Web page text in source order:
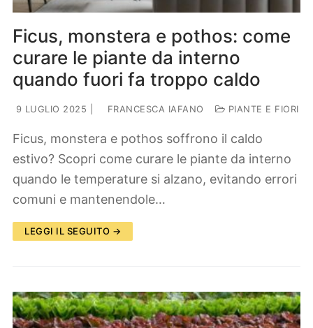
Ficus, monstera e pothos: come
curare le piante da interno
quando fuori fa troppo caldo
9 LUGLIO 2025 FRANCESCA IAFANO PIANTE E FIORI
Ficus, monstera e pothos soffrono il caldo
estivo? Scopri come curare le piante da interno
quando le temperature si alzano, evitando errori
comuni e mantenendole…
LEGGI IL SEGUITO →